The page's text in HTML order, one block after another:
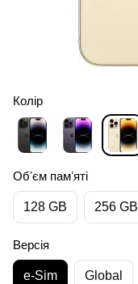
Колір
Обʼєм памʼяті
128 GB 256 GB
Версія
e-Sim Global